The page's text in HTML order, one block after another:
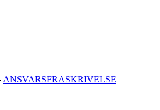
ANSVARSFRASKRIVELSE